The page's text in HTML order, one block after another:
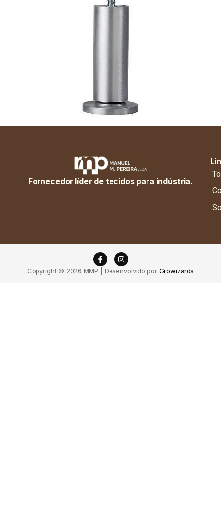
Fornecedor líder de tecidos para indústria.
Copyright © 2026 MMP | Desenvolvido por Growizards